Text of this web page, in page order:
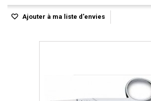
Ajouter à ma liste d'envies